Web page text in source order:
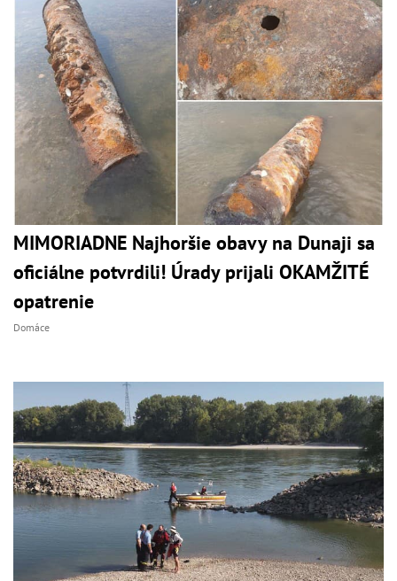
MIMORIADNE Najhoršie obavy na Dunaji sa
oficiálne potvrdili! Úrady prijali OKAMŽITÉ
opatrenie
Domáce